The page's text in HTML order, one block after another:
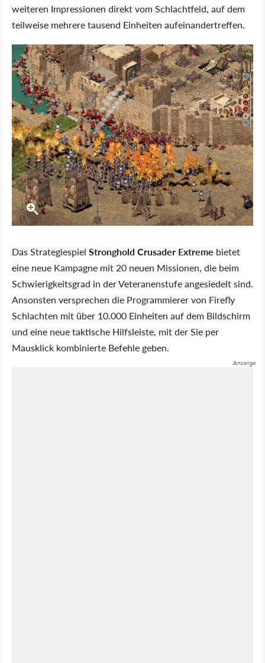
weiteren Impressionen direkt vom Schlachtfeld, auf dem
teilweise mehrere tausend Einheiten aufeinandertreffen.
Das Strategiespiel Stronghold Crusader Extreme bietet
eine neue Kampagne mit 20 neuen Missionen, die beim
Schwierigkeitsgrad in der Veteranenstufe angesiedelt sind.
Ansonsten versprechen die Programmierer von Firefly
Schlachten mit über 10.000 Einheiten auf dem Bildschirm
und eine neue taktische Hilfsleiste, mit der Sie per
Mausklick kombinierte Befehle geben.